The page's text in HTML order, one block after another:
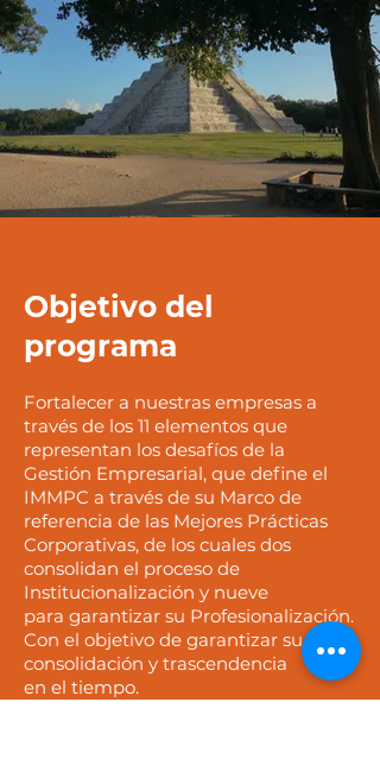
Objetivo del
programa
Fortalecer a nuestras empresas a
través de los 11 elementos que
representan los desafíos de la
Gestión Empresarial, que define el
IMMPC a través de su Marco de
referencia de las Mejores Prácticas
Corporativas, de los cuales dos
consolidan el proceso de
Institucionalización y nueve
para garantizar su Profesionalización.
Con el objetivo de garantizar su
consolidación y trascendencia
en el tiempo.